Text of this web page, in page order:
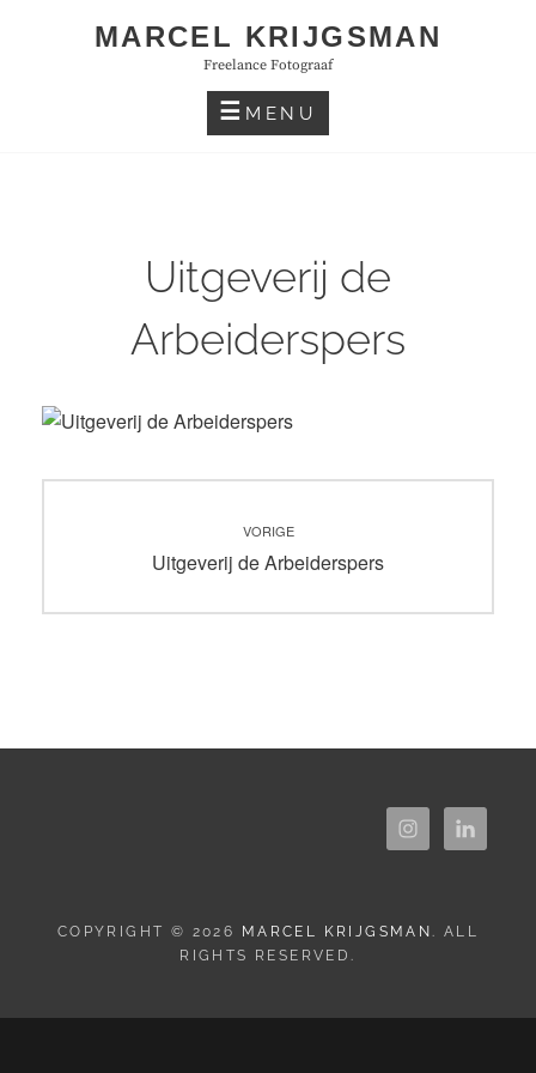
MARCEL KRIJGSMAN
Freelance Fotograaf
MENU
Uitgeverij de
Arbeiderspers
navigatie
VORIGE
Vorig
Uitgeverij de Arbeiderspers
COPYRIGHT © 2026 MARCEL KRIJGSMAN. ALL
RIGHTS RESERVED.